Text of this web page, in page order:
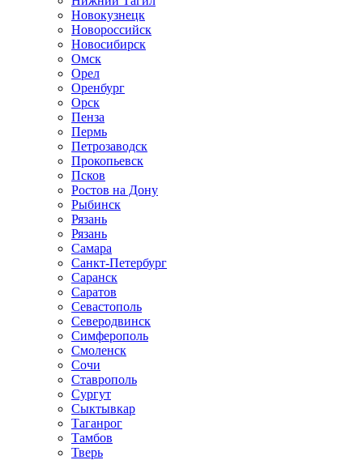
Новокузнецк
Новороссийск
Новосибирск
Омск
Орел
Оренбург
Орск
Пенза
Пермь
Петрозаводск
Прокопьевск
Псков
Ростов на Дону
Рыбинск
Рязань
Рязань
Самара
Санкт-Петербург
Саранск
Саратов
Севастополь
Северодвинск
Симферополь
Смоленск
Сочи
Ставрополь
Сургут
Сыктывкар
Таганрог
Тамбов
Тверь